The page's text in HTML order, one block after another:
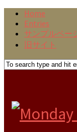
Home
Entries
サンプルペー
旧サイト